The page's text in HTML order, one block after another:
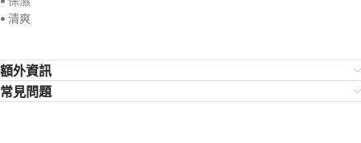
• 清爽
額外資訊
常見問題